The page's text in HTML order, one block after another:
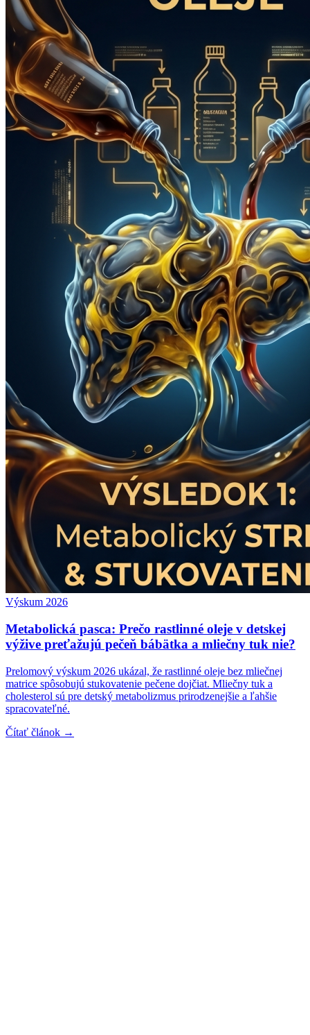
Výskum 2026
Metabolická pasca: Prečo rastlinné oleje v detskej
výžive preťažujú pečeň bábätka a mliečny tuk nie?
Prelomový výskum 2026 ukázal, že rastlinné oleje bez mliečnej
matrice spôsobujú stukovatenie pečene dojčiat. Mliečny tuk a
cholesterol sú pre detský metabolizmus prirodzenejšie a ľahšie
spracovateľné.
Čítať článok →